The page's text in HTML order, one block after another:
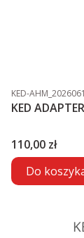
Kod produktu
KED-
KED
Cena
110,00 zł
Do